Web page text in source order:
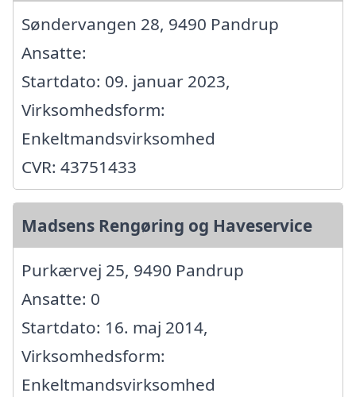
Søndervangen 28, 9490 Pandrup
Ansatte:
Startdato: 09. januar 2023,
Virksomhedsform:
Enkeltmandsvirksomhed
CVR: 43751433
Madsens Rengøring og Haveservice
Purkærvej 25, 9490 Pandrup
Ansatte: 0
Startdato: 16. maj 2014,
Virksomhedsform:
Enkeltmandsvirksomhed